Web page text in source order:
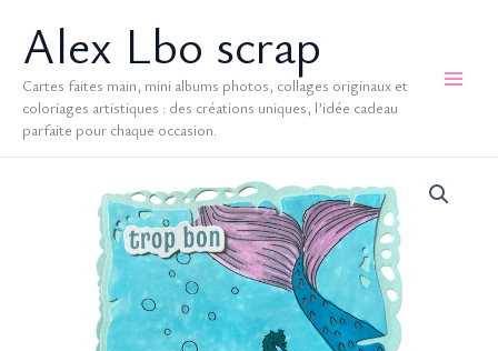
contenuAlex Lbo scrap
Cartes faites main, mini albums photos, collages originaux et
coloriages artistiques : des créations uniques, l’idée cadeau
parfaite pour chaque occasion.